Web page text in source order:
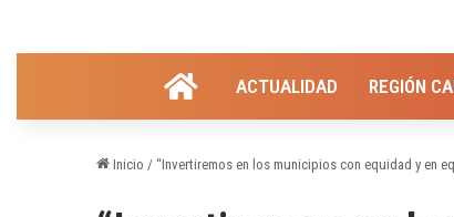
INICIOACTUALIDAD REGIÓN
Inicio / “Invertiremos en los municipios con equidad y en